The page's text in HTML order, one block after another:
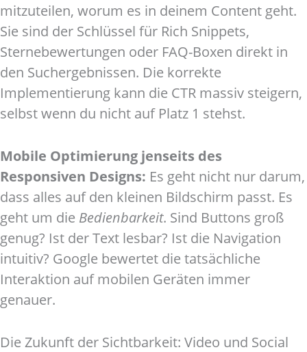
mitzuteilen, worum es in deinem Content geht.
Sie sind der Schlüssel für Rich Snippets,
Sternebewertungen oder FAQ-Boxen direkt in
den Suchergebnissen. Die korrekte
Implementierung kann die CTR massiv steigern,
selbst wenn du nicht auf Platz 1 stehst.
Mobile Optimierung jenseits des
Responsiven Designs: Es geht nicht nur darum,
dass alles auf den kleinen Bildschirm passt. Es
geht um die Bedienbarkeit. Sind Buttons groß
genug? Ist der Text lesbar? Ist die Navigation
intuitiv? Google bewertet die tatsächliche
Interaktion auf mobilen Geräten immer
genauer.
Die Zukunft der Sichtbarkeit: Video und Social